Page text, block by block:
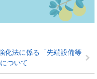
法に係る「先端設備等
ついて